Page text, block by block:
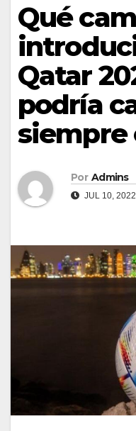
Qué
Qatar
podría
siempre
Por Admins
JUL 10, 2022